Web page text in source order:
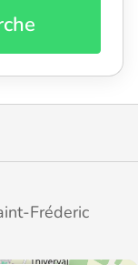
Fréderic